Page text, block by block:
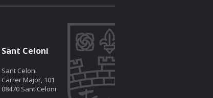
Sant Celoni
Sant Celoni
Carrer Major, 101
08470 Sant Celoni